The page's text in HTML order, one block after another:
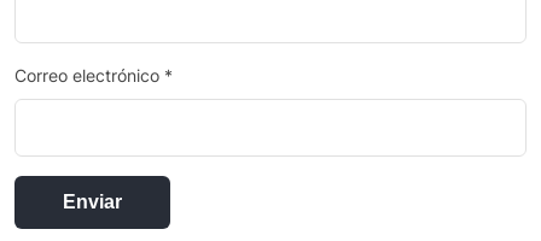
Correo electrónico *